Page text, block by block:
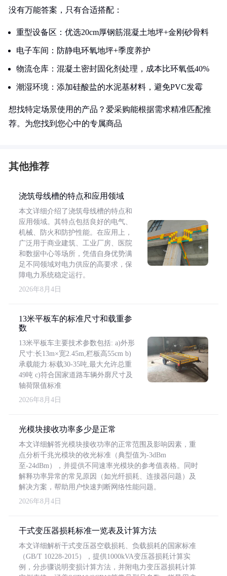
没有万能答案，只有合适搭配：
重型设备区：优选20cm厚钢筋混凝土地坪+金刚砂骨料
电子车间：防静电环氧地坪+季度养护
物流仓库：混凝土密封固化剂处理，成本比环氧低40%
潮湿环境：添加硅酸盐的水泥基材料，避免PVC发霉
想找特定场景使用的产品？爱采购能根据需求精准匹配推
荐。为您找到您心中的专属商品
其他推荐
浇筑母线槽的特点和应用领域
本文详细介绍了浇筑母线槽的特点和
应用领域。其特点包括良好的电气、
机械、防火和防护性能。在应用上，
广泛用于商业建筑、工业厂房、医院
和数据中心等场所，凭借自身优势满
足不同领域对电力供应的高要求，保
障电力系统稳定运行。
2026年8月4日
13米平板车的标准尺寸和载重参
数
13米平板车主要技术参数包括: a)外形
尺寸:长13m×宽2.45m,栏板高55cm b)
承载能力:标载30-35吨,最大允许总重
49吨 c)符合国家道路车辆外廓尺寸及
轴荷限值标准
2026年8月4日
光模块接收功率多少是正常
本文详细解答光模块接收功率的正常范围及影响因素，重
点分析千兆光模块的收光标准（典型值为-3dBm
至-24dBm），并提供不同速率光模块的参考值表格。同时
解释功率异常的常见原因（如光纤损耗、连接器问题）及
解决方案，帮助用户快速判断网络性能问题。
2026年8月4日
干式变压器损耗标准一览表及计算方法
本文详细解析干式变压器空载损耗、负载损耗的国家标准
（GB/T 10228-2015），提供1000kVA变压器损耗计算实
例，分步骤说明变损计算方法，并附电力变压器损耗计算